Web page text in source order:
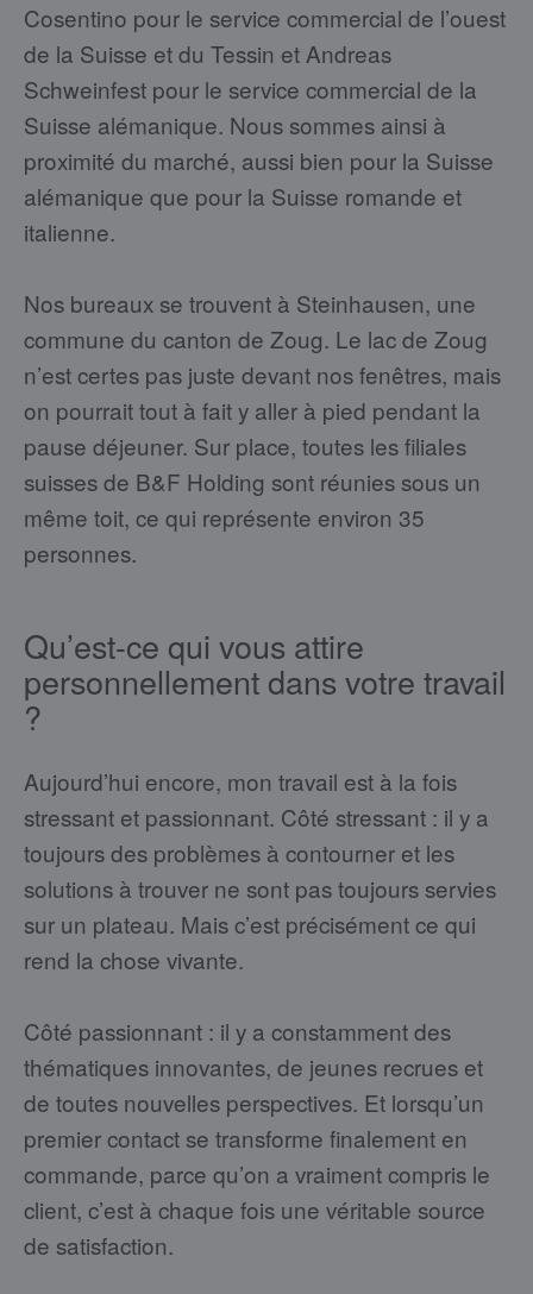
Cosentino pour le service commercial de l’ouest
de la Suisse et du Tessin et Andreas
Schweinfest pour le service commercial de la
Suisse alémanique. Nous sommes ainsi à
proximité du marché, aussi bien pour la Suisse
alémanique que pour la Suisse romande et
italienne.
Nos bureaux se trouvent à Steinhausen, une
commune du canton de Zoug. Le lac de Zoug
n’est certes pas juste devant nos fenêtres, mais
on pourrait tout à fait y aller à pied pendant la
pause déjeuner. Sur place, toutes les filiales
suisses de B&F Holding sont réunies sous un
même toit, ce qui représente environ 35
personnes.
Qu’est-ce qui vous attire
personnellement dans votre travail
?
Aujourd’hui encore, mon travail est à la fois
stressant et passionnant. Côté stressant : il y a
toujours des problèmes à contourner et les
solutions à trouver ne sont pas toujours servies
sur un plateau. Mais c’est précisément ce qui
rend la chose vivante.
Côté passionnant : il y a constamment des
thématiques innovantes, de jeunes recrues et
de toutes nouvelles perspectives. Et lorsqu’un
premier contact se transforme finalement en
commande, parce qu’on a vraiment compris le
client, c’est à chaque fois une véritable source
de satisfaction.